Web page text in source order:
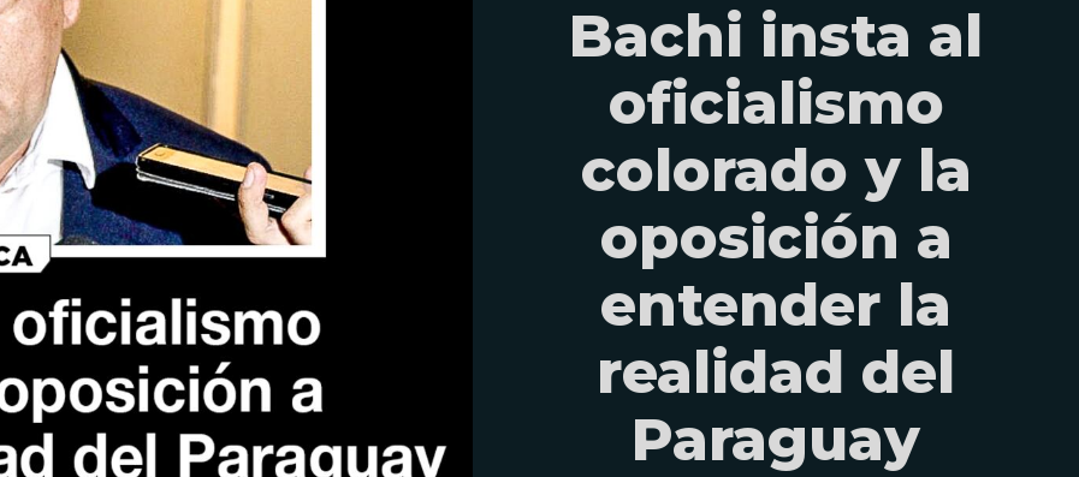
Bachi insta al
oficialismo
colorado y la
oposición a
entender la
realidad del
Paraguay